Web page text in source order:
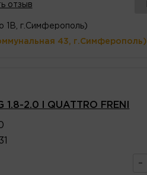
отзыв
1В, г.Симферополь)
43, г.Симферополь)
2.0 l QUATTRO FRENI
-